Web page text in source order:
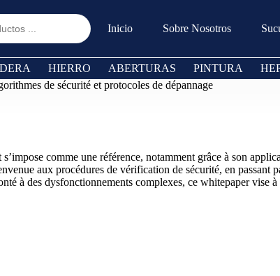
Inicio Sobre Nosotros
HIERRO ABERTURAS PINTURA
de sécurité et protocoles de dépannage
comme une référence, notamment grâce à son
aux procédures de vérification de sécurité, en
à des dysfonctionnements complexes, ce whitepaper vise